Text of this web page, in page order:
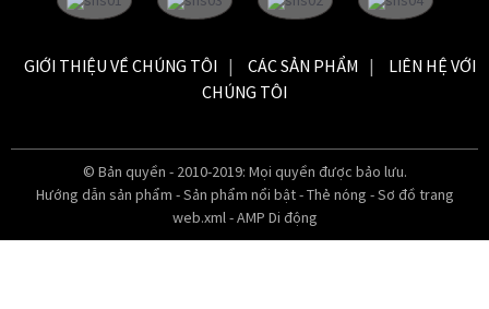
GIỚI THIỆU VỀ CHÚNG TÔI CÁC SẢN PHẨM
LIÊN HỆ VỚI
CHÚNG TÔI
© Bản quyền - 2010-2019: Mọi quyền được bảo lưu.
Hướng dẫn sản phẩm -Sản phẩm nổi bật-Thẻ nóng -Sơ đồ trang
web.xml-AMP Di động